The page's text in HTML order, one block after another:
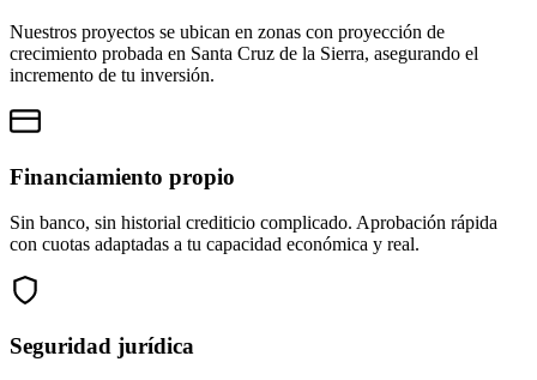
Nuestros proyectos se ubican en zonas con proyección de
crecimiento probada en Santa Cruz de la Sierra, asegurando el
incremento de tu inversión.
Financiamiento propio
Sin banco, sin historial crediticio complicado. Aprobación rápida
con cuotas adaptadas a tu capacidad económica y real.
Seguridad jurídica